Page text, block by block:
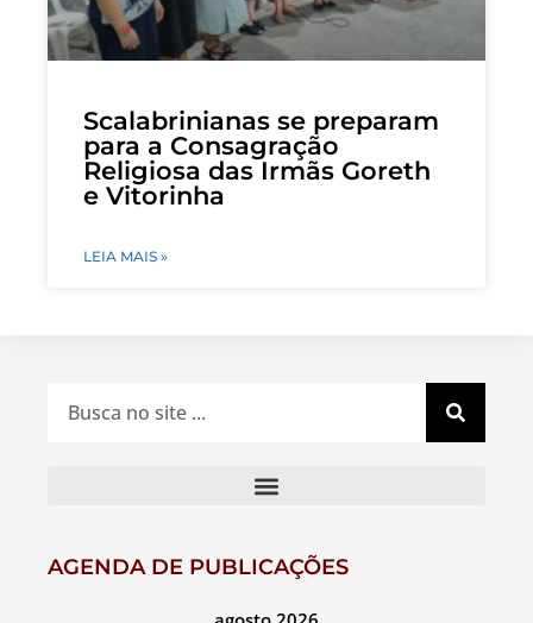
Scalabrinianas se preparam
para a Consagração
Religiosa das Irmãs Goreth
e Vitorinha
LEIA MAIS »
AGENDA DE PUBLICAÇÕES